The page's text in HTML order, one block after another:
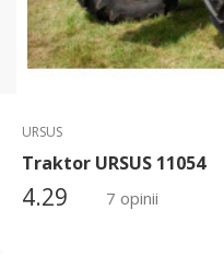
URSUS
Traktor URSUS 11054
4.29 7 opinii